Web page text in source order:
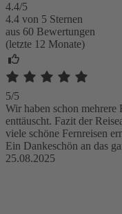
4.4/5
4.4 von 5 Sternen
aus 60 Bewertungen
(letzte 12 Monate)
5/5
Wir haben schon
enttäuscht. Fazit der
viele schöne Fernreisen
Ein Dankeschön an das
25.08.2025